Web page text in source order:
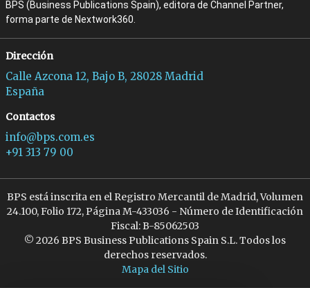
BPS (Business Publications Spain), editora de Channel Partner,
forma parte de Nextwork360.
Dirección
Calle Azcona 12, Bajo B, 28028 Madrid
España
Contactos
info@bps.com.es
+91 313 79 00
BPS está inscrita en el Registro Mercantil de Madrid, Volumen
24.100, Folio 172, Página M-433036 - Número de Identificación
Fiscal: B-85062503
© 2026 BPS Business Publications Spain S.L. Todos los
derechos reservados.
Mapa del Sitio